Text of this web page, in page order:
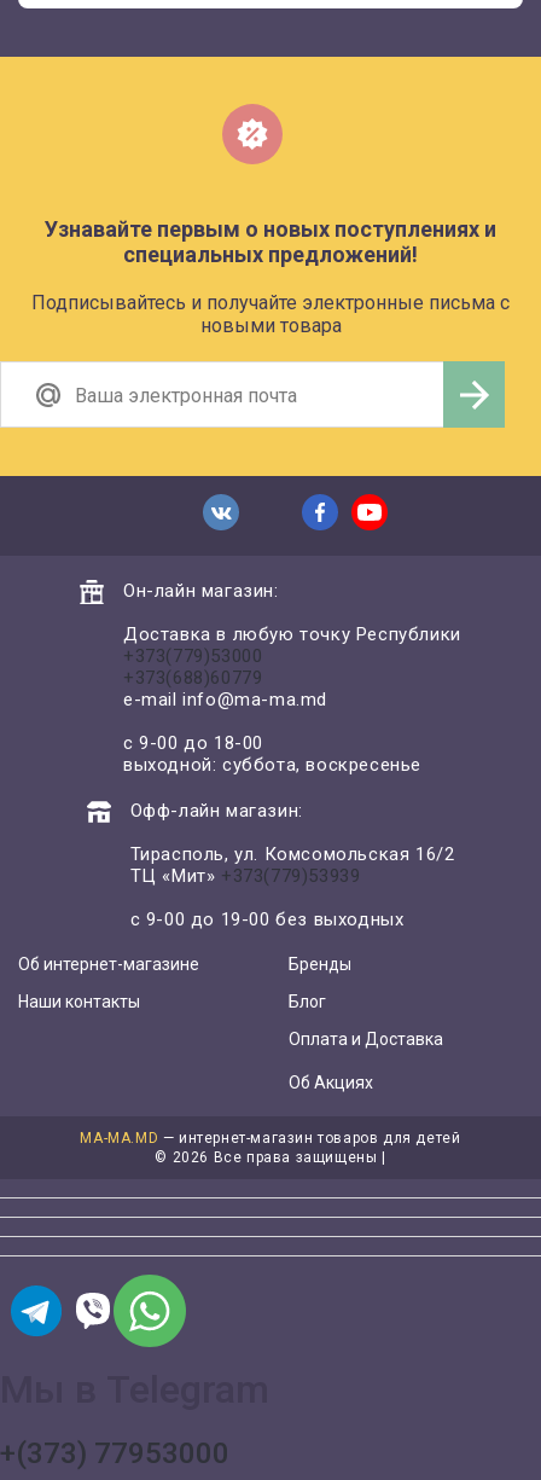
Узнавайте первым о новых поступлениях и
специальных предложений!
Подписывайтесь и получайте электронные письма с
новыми товара
Он-лайн магазин:
Доставка в любую точку Республики
+373(779)53000
+373(688)60779
e-mailinfo@ma-ma.md
с 9-00 до 18-00
выходной: суббота, воскресенье
Офф-лайн магазин:
Тирасполь, ул. Комсомольская 16/2
ТЦ «Мит» +373(779)53939
с 9-00 до 19-00 без выходных
Об интернет-магазине
Наши контакты
Бренды
Блог
Оплата и Доставка
Об Акциях
MA-MA.MD — интернет-магазин товаров для детей
© 2026 Все права защищены |
+(373) 77953000